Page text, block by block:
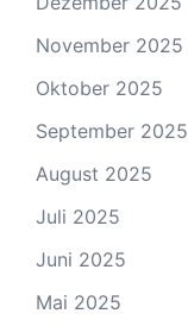
November 2025
Oktober 2025
September 2025
August 2025
Juli 2025
Juni 2025
Mai 2025